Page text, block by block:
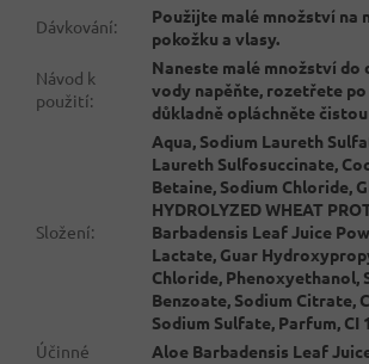
Dávkování:
Použijte malé množství na
pokožku a vlasy.
Návod k
použití:
Naneste malé množství do
vody napěňte, rozetřete po
důkladně opláchněte
Složení:
Aqua, Sodium Laureth
Laureth Sulfosuccinate,
Betaine, Sodium Chloride,
HYDROLYZED WHEAT
Barbadensis Leaf Juice
Lactate, Guar
Chloride, Phenoxyethanol,
Benzoate, Sodium Citrate,
Sodium Sulfate, Parfum, CI
Účinné
Aloe Barbadensis Leaf